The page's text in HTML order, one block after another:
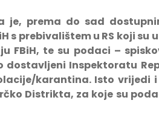
je, prema do sad
s prebivalištem u RS koji su
FBiH, te su podaci –
Inspektoratu
karantina. Isto vrijedi
Distrikta, za koje su